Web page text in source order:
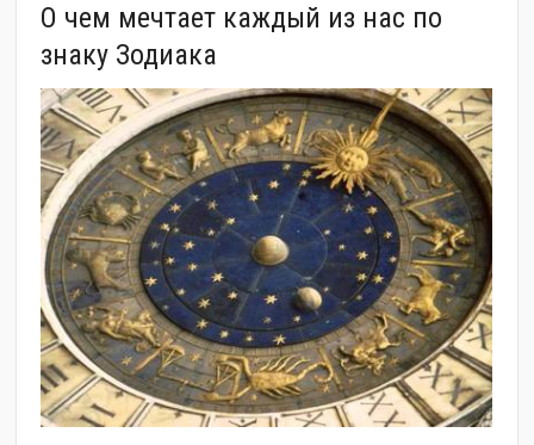
О чем мечтает каждый из нас по
знаку Зодиака